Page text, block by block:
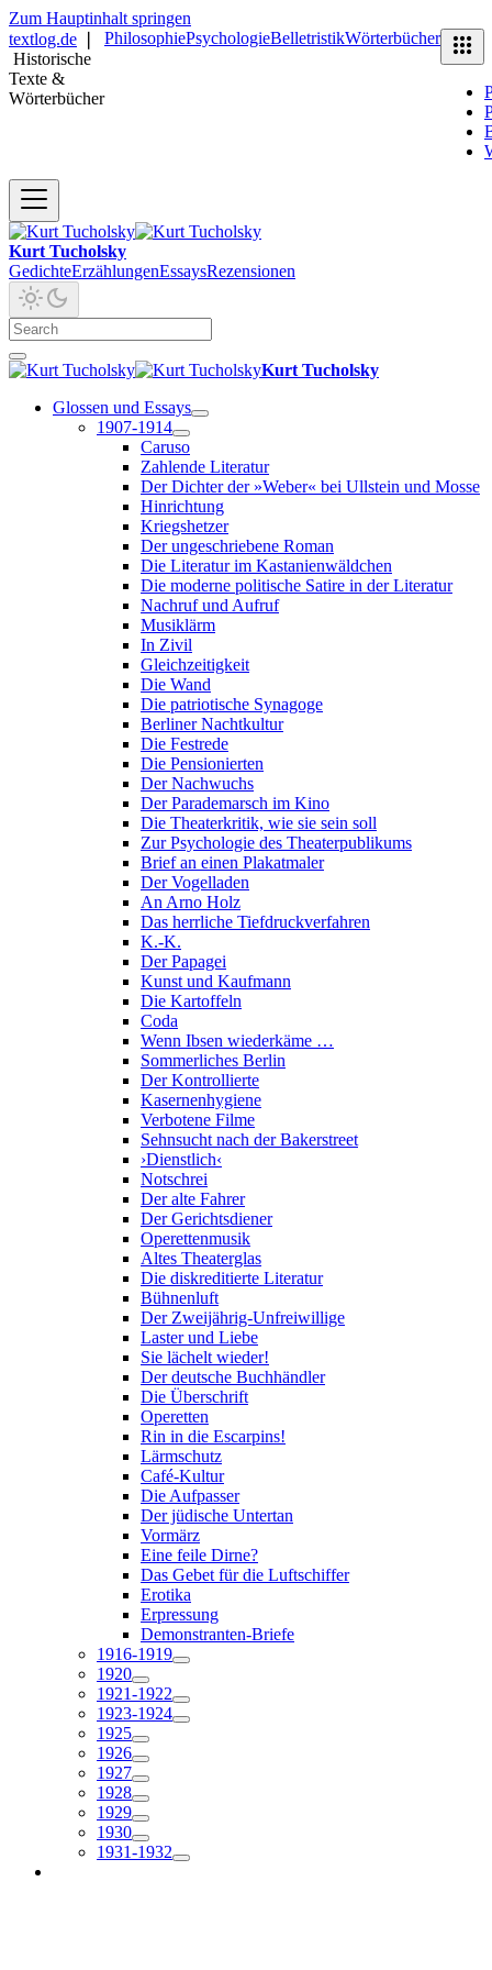
Zum Hauptinhalt springen
textlog.de
Historische
Texte &
Wörterbücher
PhilosophiePsychologieBelletristikWörterbücher
Kurt Tucholsky
GedichteErzählungenEssaysRezensionen
Kurt Tucholsky
Glossen und Essays
1907-1914
Caruso
Zahlende Literatur
Der Dichter der »Weber« bei Ullstein und Mosse
Hinrichtung
Kriegshetzer
Der ungeschriebene Roman
Die Literatur im Kastanienwäldchen
Die moderne politische Satire in der Literatur
Nachruf und Aufruf
Musiklärm
In Zivil
Gleichzeitigkeit
Die Wand
Die patriotische Synagoge
Berliner Nachtkultur
Die Festrede
Die Pensionierten
Der Nachwuchs
Der Parademarsch im Kino
Die Theaterkritik, wie sie sein soll
Zur Psychologie des Theaterpublikums
Brief an einen Plakatmaler
Der Vogelladen
An Arno Holz
Das herrliche Tiefdruckverfahren
K.-K.
Der Papagei
Kunst und Kaufmann
Die Kartoffeln
Coda
Wenn Ibsen wiederkäme …
Sommerliches Berlin
Der Kontrollierte
Kasernenhygiene
Verbotene Filme
Sehnsucht nach der Bakerstreet
›Dienstlich‹
Notschrei
Der alte Fahrer
Der Gerichtsdiener
Operettenmusik
Altes Theaterglas
Die diskreditierte Literatur
Bühnenluft
Der Zweijährig-Unfreiwillige
Laster und Liebe
Sie lächelt wieder!
Der deutsche Buchhändler
Die Überschrift
Operetten
Rin in die Escarpins!
Lärmschutz
Café-Kultur
Die Aufpasser
Der jüdische Untertan
Vormärz
Eine feile Dirne?
Das Gebet für die Luftschiffer
Erotika
Erpressung
Demonstranten-Briefe
1916-1919
1920
1921-1922
1923-1924
1925
1926
1927
1928
1929
1930
1931-1932